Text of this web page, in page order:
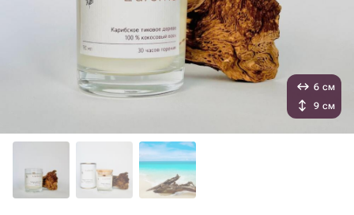
6 см
9 см